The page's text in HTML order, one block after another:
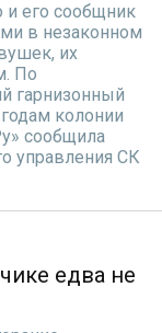
и его сообщник
в незаконном
их
По
гарнизонный
колонии
сообщила
управления СК
едва не